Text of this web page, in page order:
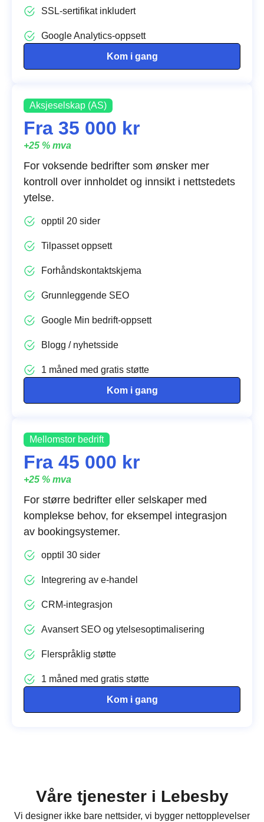
SSL-sertifikat inkludert
Google Analytics-oppsett
Kom i gang
Aksjeselskap (AS)
Fra 35 000 kr
+25 % mva
For voksende bedrifter som ønsker mer
kontroll over innholdet og innsikt i nettstedets
ytelse.
opptil 20 sider
Tilpasset oppsett
Forhåndskontaktskjema
Grunnleggende SEO
Google Min bedrift-oppsett
Blogg / nyhetsside
1 måned med gratis støtte
Kom i gang
Mellomstor bedrift
Fra 45 000 kr
+25 % mva
For større bedrifter eller selskaper med
komplekse behov, for eksempel integrasjon
av bookingsystemer.
opptil 30 sider
Integrering av e-handel
CRM-integrasjon
Avansert SEO og ytelsesoptimalisering
Flerspråklig støtte
1 måned med gratis støtte
Kom i gang
Våre tjenester i Lebesby
Vi designer ikke bare nettsider, vi bygger nettopplevelser